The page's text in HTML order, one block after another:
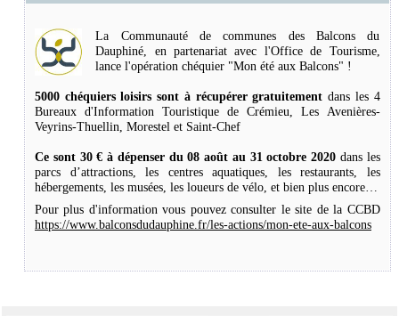
La Communauté de communes des Balcons du
Dauphiné, en partenariat avec l'Office de Tourisme,
lance l'opération chéquier "Mon été aux Balcons" !
5000 chéquiers loisirs sont à récupérer gratuitement dans les 4
Bureaux d'Information Touristique de Crémieu, Les Avenières-
Veyrins-Thuellin, Morestel et Saint-Chef
Ce sont 30 € à dépenser du 08 août au 31 octobre 2020 dans les
parcs d’attractions, les centres aquatiques, les restaurants, les
hébergements, les musées, les loueurs de vélo, et bien plus encore…
Pour plus d'information vous pouvez consulter le site de la CCBD
https://www.balconsdudauphine.fr/les-actions/mon-ete-aux-balcons